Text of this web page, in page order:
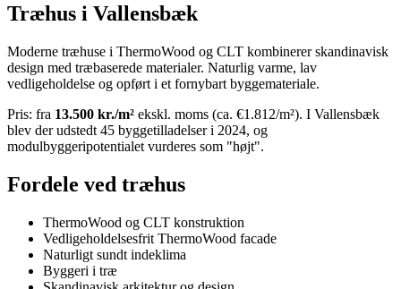
Træhus i Vallensbæk
Moderne træhuse i ThermoWood og CLT kombinerer skandinavisk
design med træbaserede materialer. Naturlig varme, lav
vedligeholdelse og opført i et fornybart byggemateriale.
Pris: fra 13.500 kr./m² ekskl. moms (ca. €1.812/m²). I Vallensbæk
blev der udstedt 45 byggetilladelser i 2024, og
modulbyggeripotentialet vurderes som "højt".
Fordele ved træhus
ThermoWood og CLT konstruktion
Vedligeholdelsesfrit ThermoWood facade
Naturligt sundt indeklima
Byggeri i træ